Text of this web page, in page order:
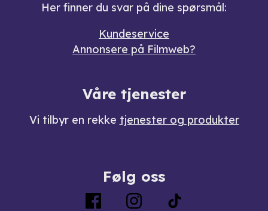
Her finner du svar på dine spørsmål:
Kundeservice
Annonsere på Filmweb?
Våre tjenester
Vi tilbyr en rekke tjenester og produkter
Følg oss